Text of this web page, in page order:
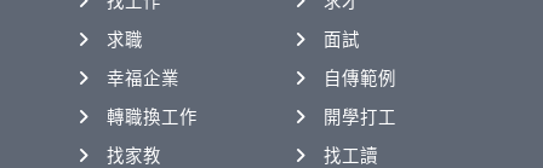
求職
面試
幸福企業
自傳範例
轉職換工作
開學打工
找家教
找工讀